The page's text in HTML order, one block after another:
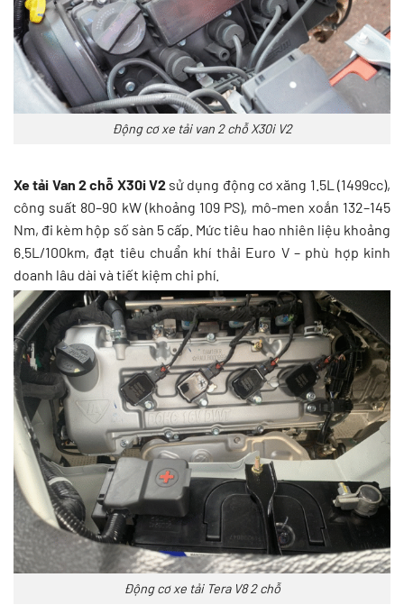
Động cơ xe tải van 2 chỗ X30i V2
Xe tải Van 2 chỗ X30i V2sử dụng động cơ xăng 1.5L (1499cc),
công suất 80–90 kW (khoảng 109 PS), mô-men xoắn 132–145
Nm, đi kèm hộp số sàn 5 cấp. Mức tiêu hao nhiên liệu khoảng
6.5L/100km, đạt tiêu chuẩn khí thải Euro V – phù hợp kinh
doanh lâu dài và tiết kiệm chi phí.
Động cơ xe tải Tera V8 2 chỗ